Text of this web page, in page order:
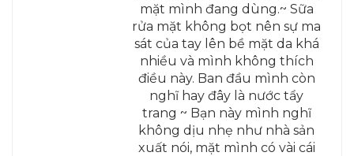
mặt mình đang dùng.~ Sữa
rửa mặt không bọt nên sự ma
sát của tay lên bề mặt da khá
nhiều và mình không thích
điều này. Ban đầu mình còn
nghĩ hay đây là nước tẩy
trang ~ Bạn này mình nghĩ
không dịu nhẹ như nhà sản
xuất nói, mặt mình có vài cái